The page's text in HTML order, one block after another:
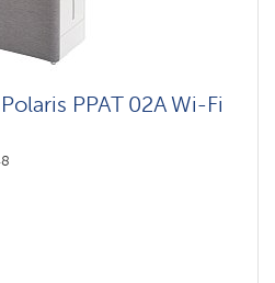
PPAT 02A Wi-Fi